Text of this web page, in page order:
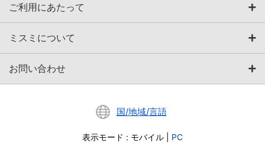
ご利用にあたって
ミスミについて
お問い合わせ
国/地域/言語
表示モード : モバイル PC